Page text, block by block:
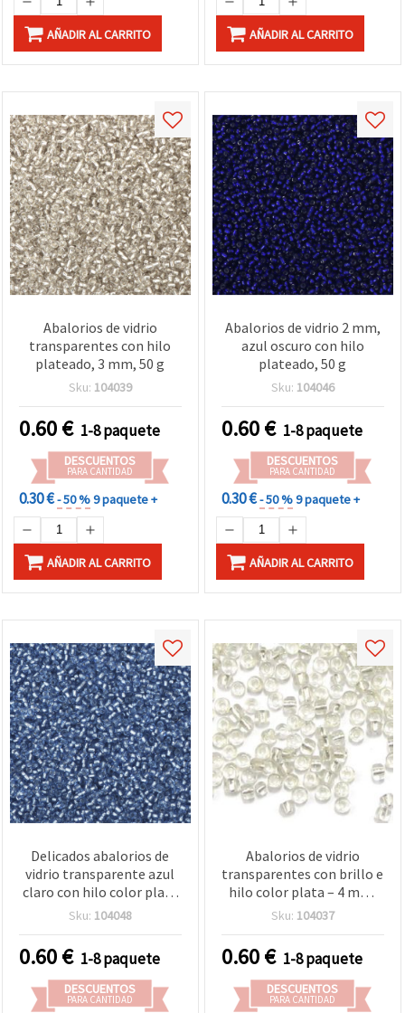
AÑADIR AL CARRITO AÑADIR AL CARRITO
Abalorios de vidrio
transparentes con hilo
plateado, 3 mm, 50 g
Sku: 104039
0.60€ 1-8 paquete
DESCUENTOS
PARA CANTIDAD
0.30 €- 50 %9 paquete +
AÑADIR AL CARRITO
Abalorios de vidrio 2 mm,
azul oscuro con hilo
plateado, 50 g
Sku: 104046
0.60€ 1-8 paquete
DESCUENTOS
PARA CANTIDAD
0.30 €- 50 %9 paquete +
AÑADIR AL CARRITO
Delicados abalorios de
vidrio transparente azul
claro con hilo color plata
– 2 mm, 50 g, ideales para
efectos de luz y
creaciones DIY únicas
Sku: 104048
0.60€ 1-8 paquete
DESCUENTOS
PARA CANTIDAD
Abalorios de vidrio
transparentes con brillo e
hilo color plata – 4 mm,
50 g; ideales para
patrones luminosos y
manualidades DIY únicas
Sku: 104037
0.60€ 1-8 paquete
DESCUENTOS
PARA CANTIDAD